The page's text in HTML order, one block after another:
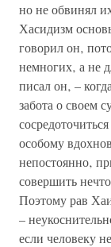
но не обвинял
Хасидизм
говорил он‚
немногих‚ а не
писал он‚ –
забота о своем
особому
непостоянно‚
совершить
Поэтому рав
–
если человеку